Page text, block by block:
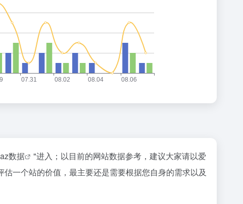
数据
"进入；以目前的网站数据参考，建议大家请以爱
一个站的价值，最主要还是需要根据您自身的需求以及